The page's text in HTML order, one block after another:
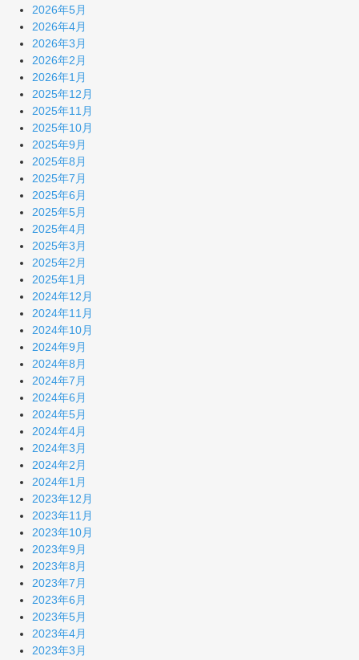
2026年5月
2026年4月
2026年3月
2026年2月
2026年1月
2025年12月
2025年11月
2025年10月
2025年9月
2025年8月
2025年7月
2025年6月
2025年5月
2025年4月
2025年3月
2025年2月
2025年1月
2024年12月
2024年11月
2024年10月
2024年9月
2024年8月
2024年7月
2024年6月
2024年5月
2024年4月
2024年3月
2024年2月
2024年1月
2023年12月
2023年11月
2023年10月
2023年9月
2023年8月
2023年7月
2023年6月
2023年5月
2023年4月
2023年3月